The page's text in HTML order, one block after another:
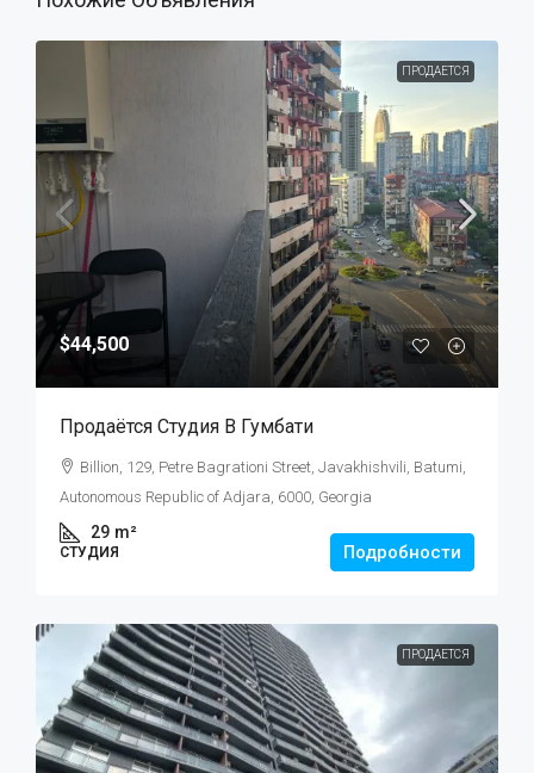
ПРОДАЕТСЯ
$44,500
Продаётся Студия В Гумбати
Billion, 129, Petre Bagrationi Street, Javakhishvili, Batumi,
Autonomous Republic of Adjara, 6000, Georgia
29 m²
СТУДИЯ Подробности
ПРОДАЕТСЯ